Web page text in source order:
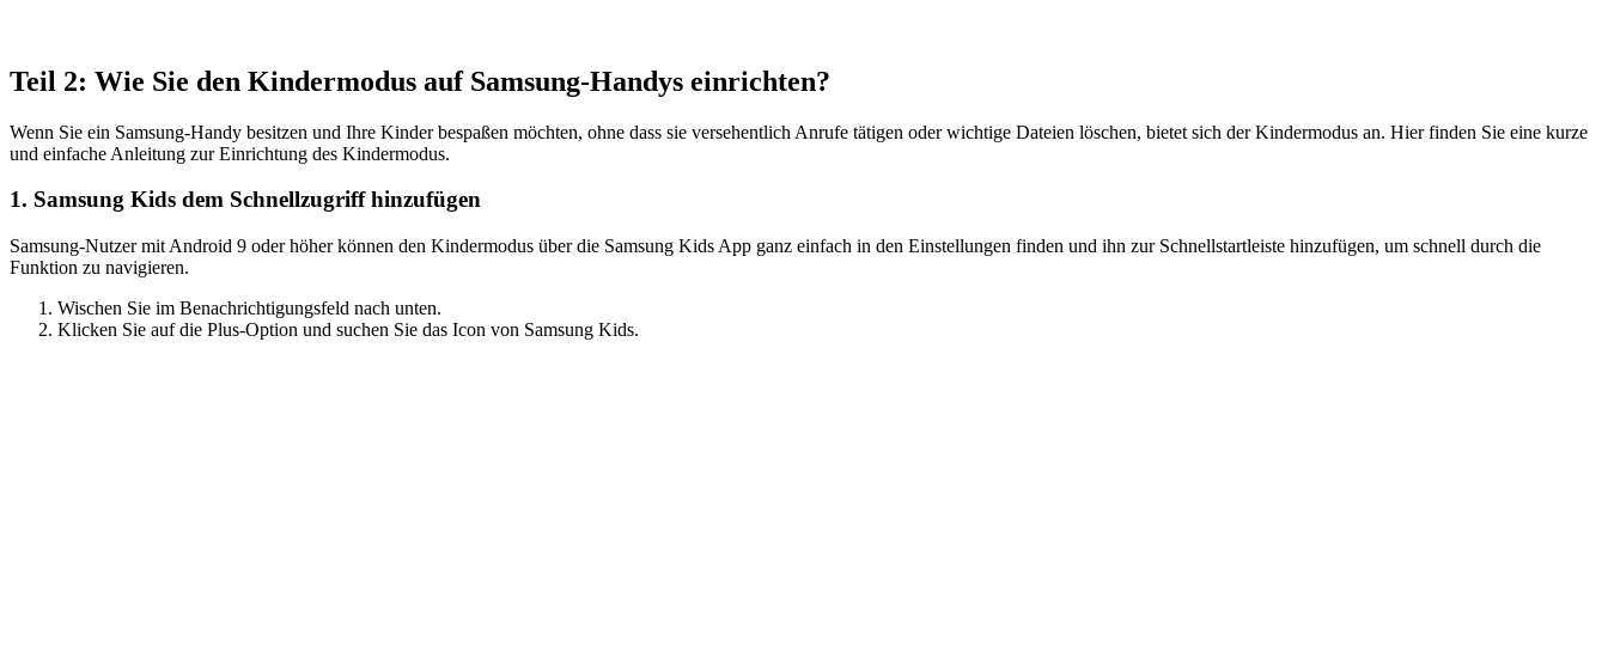
Teil 2: Wie Sie den Kindermodus auf Samsung-Handys einrichten?
Wenn Sie ein Samsung-Handy besitzen und Ihre Kinder bespaßen möchten, ohne dass sie versehentlich Anrufe tätigen oder wichtige Dateien löschen, bietet sich der Kindermodus an. Hier finden Sie eine kurze
und einfache Anleitung zur Einrichtung des Kindermodus.
1. Samsung Kids dem Schnellzugriff hinzufügen
Samsung-Nutzer mit Android 9 oder höher können den Kindermodus über die Samsung Kids App ganz einfach in den Einstellungen finden und ihn zur Schnellstartleiste hinzufügen, um schnell durch die
Funktion zu navigieren.
Wischen Sie im Benachrichtigungsfeld nach unten.
Klicken Sie auf die Plus-Option und suchen Sie das Icon von Samsung Kids.